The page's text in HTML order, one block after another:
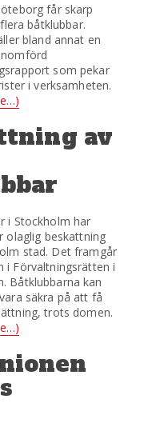
får skarp
båtklubbar.
bland annat en
som pekar
i verksamheten.
av
i Stockholm har
olaglig beskattning
stad. Det framgår
i Förvaltningsrätten i
Båtklubbarna kan
säkra på att få
trots domen.